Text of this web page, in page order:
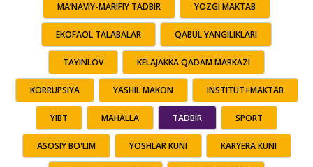
MA’NAVIY-MARIFIY TADBIR YOZGI MAKTAB
EKOFAOL TALABALAR QABUL YANGILIKLARI
TAYINLOV KELAJAKKA QADAM MARKAZI
KORRUPSIYA YASHIL MAKON INSTITUT+MAKTAB
YIBT MAHALLA TADBIR SPORT
ASOSIY BO'LIM YOSHLAR KUNI KARYERA KUNI